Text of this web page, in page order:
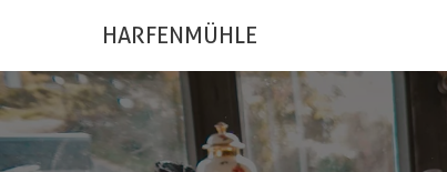
HARFENMÜHLE